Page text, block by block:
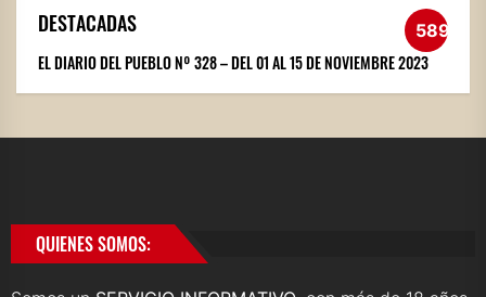
DESTACADAS 589
EL DIARIO DEL PUEBLO Nº 328 – DEL 01 AL 15 DE NOVIEMBRE 2023
QUIENES SOMOS: